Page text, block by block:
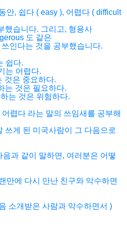
안, 쉽다 ( easy ), 어렵다 ( difficult
했습니다. 그리고, 형용사
도 같은
인다는 것을 공부했습니다.
쉽다.
는 어렵다.
것은 중요하다.
는 것은 필요하다.
하는 것은 위험하다.
렵다 라는 말의 쓰임새를 공부해
쓰게 된 미국사람이 그 다음으로
과 같이 말하면, 여러분은 어떻
만에 다시 만난 친구와 악수하면
소개받은 사람과 악수하면서 )